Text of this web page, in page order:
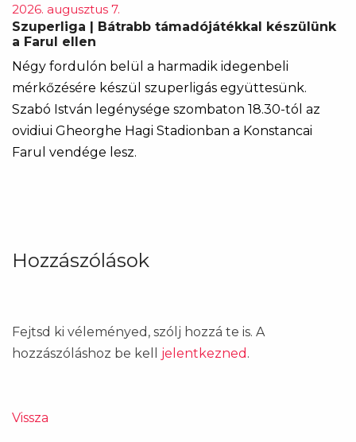
2026. augusztus 7.
Szuperliga | Bátrabb támadójátékkal készülünk
a Farul ellen
Négy fordulón belül a harmadik idegenbeli
mérkőzésére készül szuperligás együttesünk.
Szabó István legénysége szombaton 18.30-tól az
ovidiui Gheorghe Hagi Stadionban a Konstancai
Farul vendége lesz.
Hozzászólások
Fejtsd ki véleményed, szólj hozzá te is. A
hozzászóláshoz be kell jelentkezned .
Vissza